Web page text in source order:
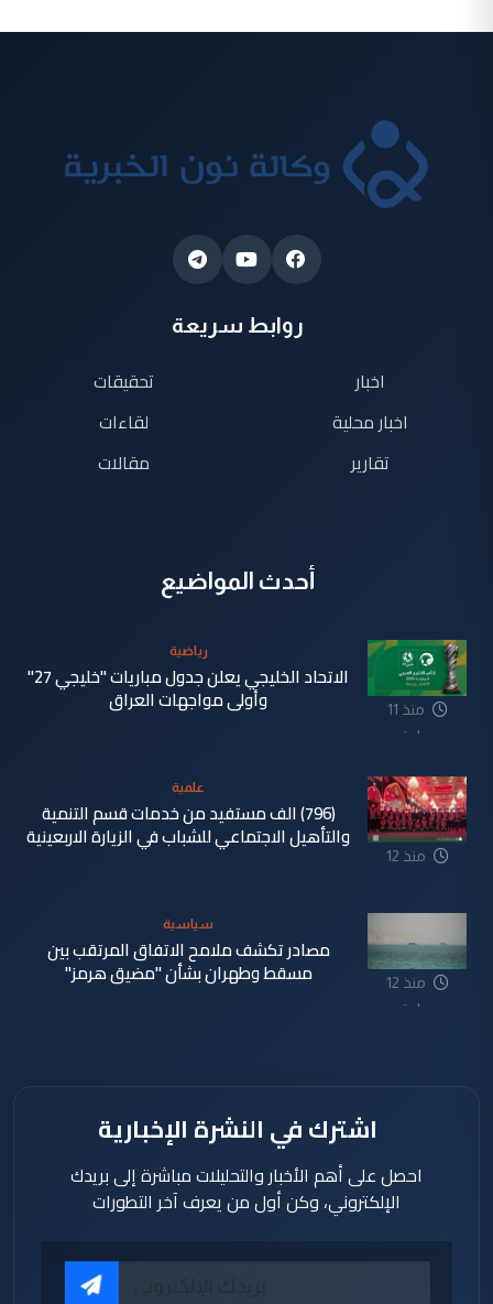
روابط سريعة
اخبار
اخبار محلية
تقارير
تحقيقات
لقاءات
مقالات
أحدث المواضيع
منذ 11
ساعة
رياضية
الاتحاد الخليجي يعلن جدول مباريات "خليجي 27"
وأولى مواجهات العراق
منذ 12
علمية
(796) الف مستفيد من خدمات قسم التنمية
والتأهيل الاجتماعي للشباب في الزيارة الاربعينية
منذ 12
ساعة
سياسية
مصادر تكشف ملامح الاتفاق المرتقب بين
مسقط وطهران بشأن "مضيق هرمز"
اشترك في النشرة الإخبارية
احصل على أهم الأخبار والتحليلات مباشرة إلى بريدك
الإلكتروني، وكن أول من يعرف آخر التطورات